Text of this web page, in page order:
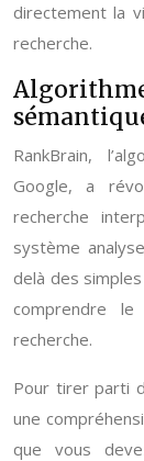
directement la
recherche.
RankBrain,
Google, a
recherche
système
delà des
comprendre
recherche.
Pour tirer parti
une
que vous